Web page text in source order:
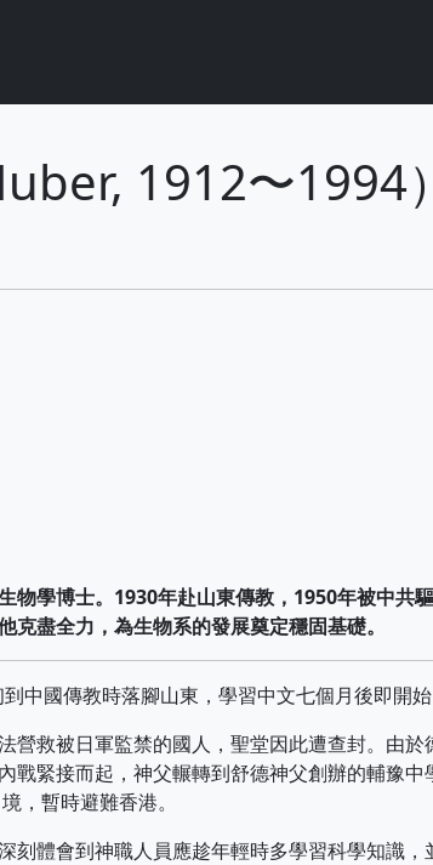
1912〜
物學博士。1930年赴山東傳教，1950年被中共
盡全力，為生物系的發展奠定穩固基礎。
國傳教時落腳山東，學習中文七個月後即開始
救被日軍監禁的國人，聖堂因此遭查封。由於
戰緊接而起，神父輾轉到舒德神父創辦的輔豫中
，暫時避難香港。
體會到神職人員應趁年輕時多學習科學知識，